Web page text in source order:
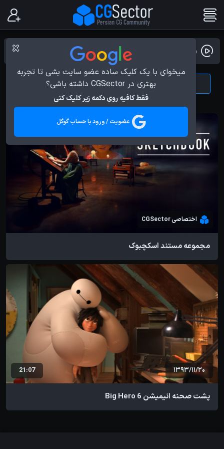
میخوای با یک کلیک ساده عضو سایت بشی تا تجربه
بهتری در CGSector داشته باشی؟
فقط کافیه روی دکمه زیر کلیک کنی
عضویت / ورود با حساب گوگل
ویدیو بلاگ
News
اختصاصی CGSector
مجموعه مستند اسکچبوک
1393/11/20
21:07
پشت صحنه انیمیشن Big Hero 6